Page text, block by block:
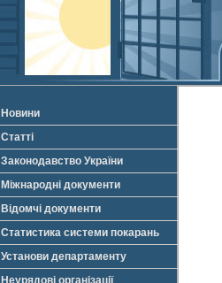
Новини
Статті
Законодавство України
Міжнародні документи
Відомчі документи
Статистика системи покарань
Установи департаменту
Неурядові організації